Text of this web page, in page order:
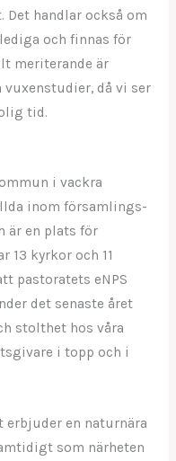
handlar också om
och finnas för
meriterande är
då vi ser
tid.
i vackra
inom församlings-
är en plats för
13 kyrkor och 11
pastoratets eNPS
det senaste året
stolthet hos våra
i topp och i
erbjuder en naturnära
som närheten